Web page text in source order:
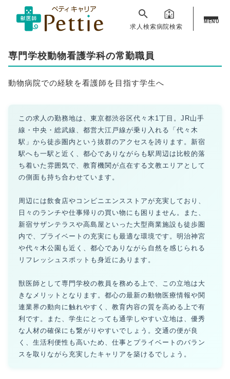
求人検索病院検索
MENU
専門学校動物看護学科の常勤職員
動物病院での経験を看護師を目指す学生へ
この求人の勤務地は、東京都渋谷区代々木1丁目。JR山手
線・中央・総武線、都営大江戸線が乗り入れる「代々木
駅」から徒歩圏内という抜群のアクセスを誇ります。新宿
駅へも一駅と近く、都心でありながらも駅周辺は比較的落
ち着いた雰囲気で、教育機関が点在する文教エリアとして
の側面も持ち合わせています。
周辺には飲食店やコンビニエンスストアが充実しており、
日々のランチや仕事帰りの買い物にも困りません。また、
新宿サザンテラスや高島屋といった大型商業施設も徒歩圏
内で、プライベートの充実にも最適な環境です。明治神宮
や代々木公園も近く、都心でありながら自然を感じられる
リフレッシュスポットも身近にあります。
獣医師として専門学校の教員を務める上で、この立地は大
きなメリットとなります。都心の最新の動物医療情報や関
連業界の動向に触れやすく、教育内容の質を高める上で有
利です。また、学生にとっても通学しやすい立地は、優秀
な人材の確保にも繋がりやすいでしょう。交通の便が良
く、生活利便性も高いため、仕事とプライベートのバラン
スを取りながら充実したキャリアを築けるでしょう。